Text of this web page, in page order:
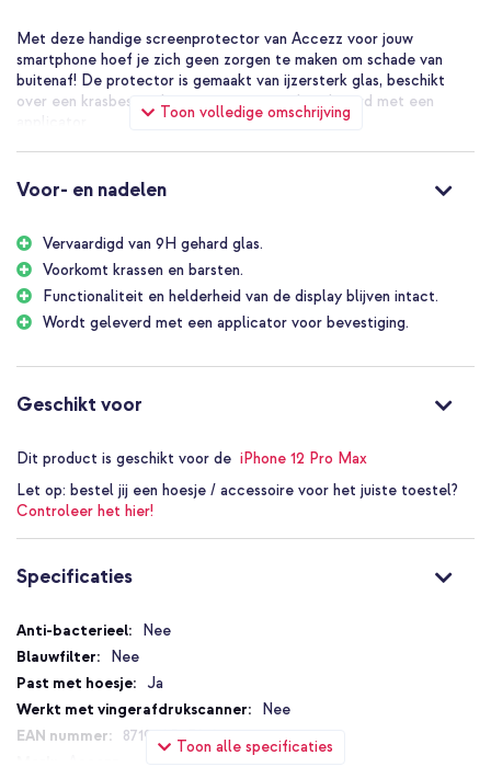
Toon volledige omschrijving
Met deze handige screenprotector van Accezz voor jouw
smartphone hoef je zich geen zorgen te maken om schade van
buitenaf! De protector is gemaakt van ijzersterk glas, beschikt
over een krasbestendige coating en wordt geleverd met een
De screenprotector is gemaakt van 9H gehard glas, dit houdt in
met een waarde van 1 tot 10. Ter vergelijking: Een diamant heeft
een hardheid van 10 en een telefoonscherm heeft een hardheid
tussen de 5 en 6. De letter geeft de hardheid van een potlood aan
en wordt getest op basis van krassen die het hardste potlood op
het glas maakt. Hierbij worden potloden gebruikt met een
het testen wordt een potlood in een hoek van 45 graden tegen de
screenprotector gedrukt. Als er geen krassen of beschadigingen
ontstaan met een 9H potlood, krijgt de screenprotector de
Voor- en nadelen
Vervaardigd van 9H gehard glas.
Voorkomt krassen en barsten.
Functionaliteit en helderheid van de display blijven intact.
Wordt geleverd met een applicator voor bevestiging.
Geschikt voor
Dit product is geschikt voor de iPhone 12 Pro Max
Let op: bestel jij een hoesje / accessoire voor het juiste toestel?
Controleer het hier!
Specificaties
Toon alle specificaties
Specificaties
Nee
Nee
Ja
Nee
8719295430196